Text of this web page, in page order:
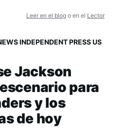
Leer en el blog o en el Lector
INDEPENDENT PRESS US
Jackson
para
y los
de hoy